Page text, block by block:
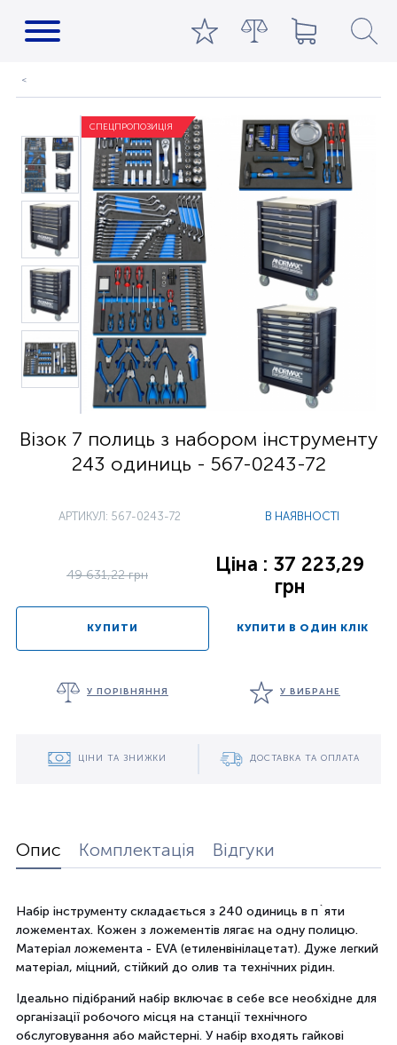
СПЕЦПРОПОЗИЦІЯ
Візок 7 полиць з набором інструменту
243 одиниць - 567-0243-72
АРТИКУЛ: 567-0243-72 В НАЯВНОСТІ
49 631,22 грн
Ціна : 37 223,29
грн
КУПИТИ КУПИТИ В ОДИН КЛІК
У ПОРІВНЯННЯ У ВИБРАНЕ
ЦІНИ ТА ЗНИЖКИ ДОСТАВКА ТА ОПЛАТА
Опис Комплектація Відгуки
Набір інструменту складається з 240 одиниць в п`яти
ложементах. Кожен з ложементів лягає на одну полицю.
Матеріал ложемента - EVA (етиленвінілацетат). Дуже легкий
матеріал, міцний, стійкий до олив та технічних рідин.
Ідеально підібраний набір включає в себе все необхідне для
організації робочого місця на станції технічного
обслуговування або майстерні. У набір входять гайкові